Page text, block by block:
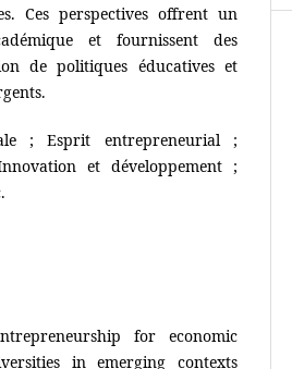
Ces perspectives offrent un
et fournissent des
de politiques éducatives et
; Esprit entrepreneurial ;
et développement ;
for economic
in emerging contexts